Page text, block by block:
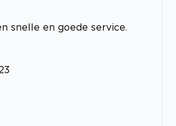
snelle en goede service.